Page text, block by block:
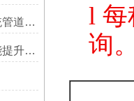
Altaflour 350THV管vs. 传统管道：谁更耐用？
Tyler筛网振动筛的筛分性能提升技巧
l 每
询